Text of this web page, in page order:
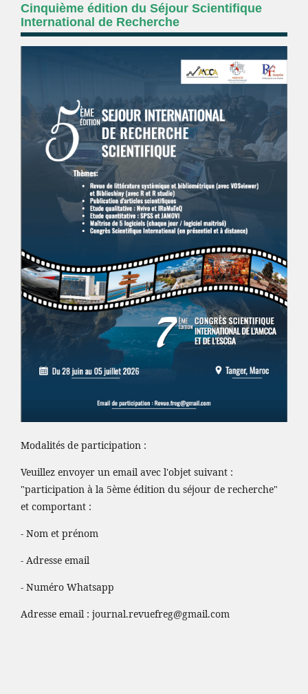
Cinquième édition du Séjour Scientifique
International de Recherche
Modalités de participation :
Veuillez envoyer un email avec l'objet suivant :
"participation à la 5ème édition du séjour de recherche"
et comportant :
- Nom et prénom
- Adresse email
- Numéro Whatsapp
Adresse email : journal.revuefreg@gmail.com